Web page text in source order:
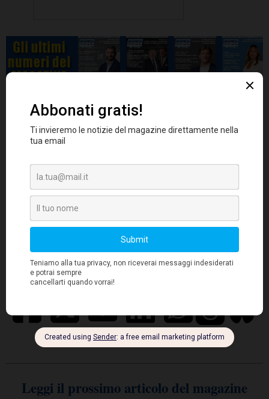
Leggi il prossimo articolo del magazine